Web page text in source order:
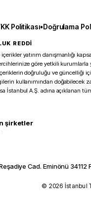
Politikası•Doğrulama
REDDİ
yatırım danışmanlığı
göre yetkili kurumlarla
doğruluğu ve güncelliği
kullanımından doğabilecek
İstanbul A.Ş. adına açıklanan
şirketler
Cad. Eminönü 34112
© 2026 İstanbul